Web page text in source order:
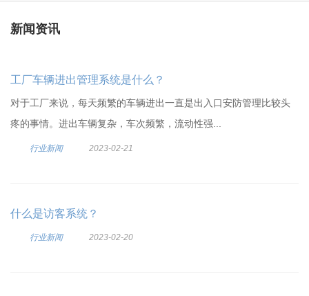
新闻资讯
工厂车辆进出管理系统是什么？
对于工厂来说，每天频繁的车辆进出一直是出入口安防管理比较头
疼的事情。进出车辆复杂，车次频繁，流动性强...
行业新闻 2023-02-21
什么是访客系统？
行业新闻 2023-02-20